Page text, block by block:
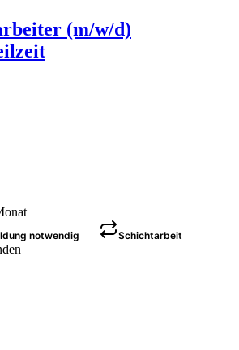
(m/w/d)
notwendig Schichtarbeit